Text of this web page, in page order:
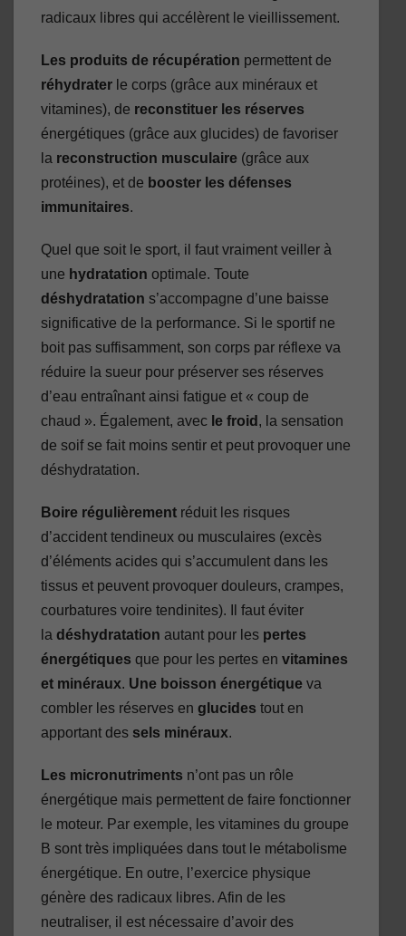
radicaux libres qui accélèrent le vieillissement.
Les produits de récupération permettent de
réhydrater le corps (grâce aux minéraux et
vitamines), de reconstituer les réserves
énergétiques (grâce aux glucides) de favoriser
la reconstruction musculaire (grâce aux
protéines), et de booster les défenses
immunitaires.
Quel que soit le sport, il faut vraiment veiller à
une hydratation optimale. Toute
déshydratation s’accompagne d’une baisse
significative de la performance. Si le sportif ne
boit pas suffisamment, son corps par réflexe va
réduire la sueur pour préserver ses réserves
d’eau entraînant ainsi fatigue et « coup de
chaud ». Également, avec le froid , la sensation
de soif se fait moins sentir et peut provoquer une
déshydratation.
Boire régulièrement réduit les risques
d’accident tendineux ou musculaires (excès
d’éléments acides qui s’accumulent dans les
tissus et peuvent provoquer douleurs, crampes,
courbatures voire tendinites). Il faut éviter
la déshydratation autant pour les pertes
énergétiques que pour les pertes en vitamines
et minéraux. Une boisson énergétique va
combler les réserves en glucides tout en
apportant des sels minéraux.
Les micronutriments n’ont pas un rôle
énergétique mais permettent de faire fonctionner
le moteur. Par exemple, les vitamines du groupe
B sont très impliquées dans tout le métabolisme
énergétique. En outre, l’exercice physique
génère des radicaux libres. Afin de les
neutraliser, il est nécessaire d’avoir des